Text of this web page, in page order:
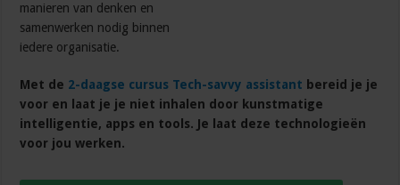
manieren van denken en
samenwerken nodig binnen
iedere organisatie.
Met de 2-daagse cursus Tech-savvy assistant bereid je je
voor en laat je je niet inhalen door kunstmatige
intelligentie, apps en tools. Je laat deze technologieën
voor jou werken.